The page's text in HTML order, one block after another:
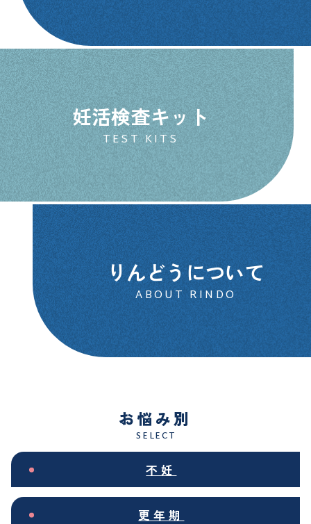
妊活検査キット
TEST KITS
りんどうについて
ABOUT RINDO
お悩み別
SELECT
不妊
更年期